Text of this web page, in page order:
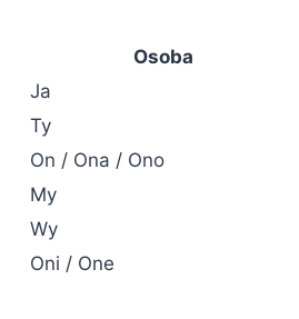
Osoba
Ja
Ty
On / Ona / Ono
My
Wy
Oni / One